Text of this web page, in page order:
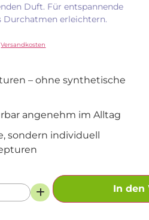
Duft. Für entspannende
Durchatmen erleichtern.
Versandkosten
– ohne synthetische
angenehm im Alltag
sondern individuell
In den